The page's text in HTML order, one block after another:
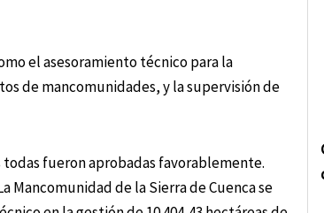
el asesoramiento técnico para la
de mancomunidades, y la supervisión de
fueron aprobadas favorablemente.
Mancomunidad de la Sierra de Cuenca se